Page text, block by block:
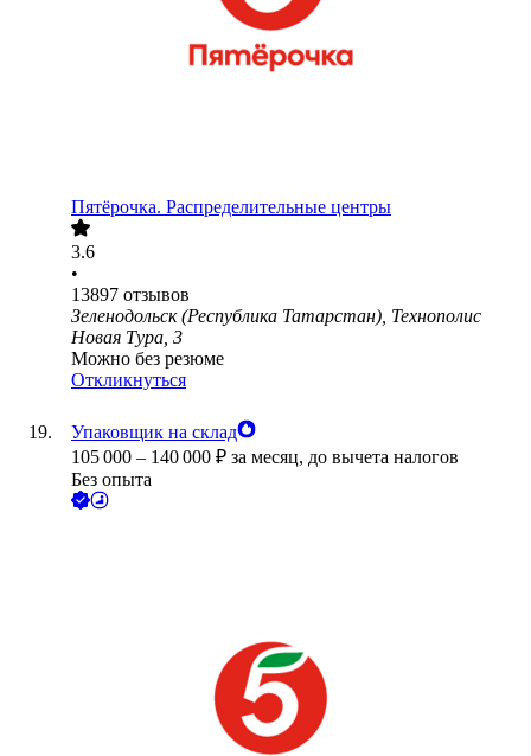
Пятёрочка. Распределительные центры
3.6
•
13897 отзывов
Зеленодольск (Республика Татарстан), Технополис
Новая Тура, 3
Можно без резюме
Откликнуться
Упаковщик на склад
105 000 – 140 000 ₽ за месяц, до вычета налогов
Без опыта